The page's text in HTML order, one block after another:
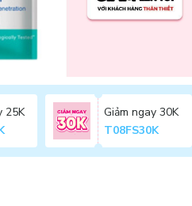
25K
Giảm ngay 30K
T08FS30K